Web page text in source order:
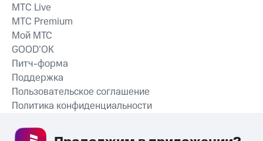
MTС Live
MTС Premium
Мой МТС
GOOD’OK
Питч-форма
Поддержка
Пользовательское соглашение
Политика конфиденциальности